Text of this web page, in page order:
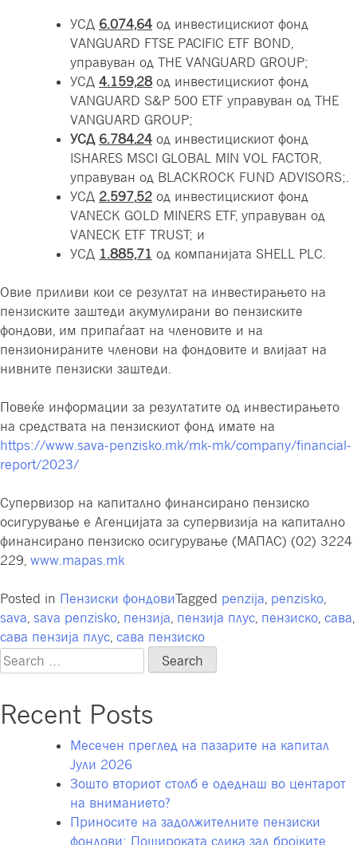
УСД 6.074,64 од инвестицискиот фонд
VANGUARD FTSE PACIFIC ETF BOND,
управуван од THE VANGUARD GROUP;
УСД 4.159,28 од инвестицискиот фонд
VANGUARD S&P 500 ETF управуван од THE
VANGUARD GROUP;
УСД 6.784,24 од инвестицискиот фонд
ISHARES MSCI GLOBAL MIN VOL FACTOR,
управуван од BLACKROCK FUND ADVISORS;.
УСД 2.597,52 од инвестицискиот фонд
VANECK GOLD MINERS ETF, управуван од
VANECK ETF TRUST; и
УСД 1.885,71 од компанијата SHELL PLC.
Овие приливи кои се резултат на инвестирањето на
пензиските заштеди акумулирани во пензиските
фондови, им припаѓаат на членовите и на
пензионираните членови на фондовите и влијаат на
нивните пензиски заштеди.
Повеќе информации за резултатите од инвестирањето
на средствата на пензискиот фонд имате на
https://www.sava-penzisko.mk/mk-mk/company/financial-
report/2023/
Супервизор на капитално финансирано пензиско
осигурување е Агенцијата за супервизија на капитално
финансирано пензиско осигурување (МАПАС) (02) 3224
229, www.mapas.mk
Posted in Пензиски фондовиTagged penzija penzisko
sava sava penzisko пензија пензија плус пензиско сава
сава пензија плус сава пензиско
Search
for:
Recent Posts
Месечен преглед на пазарите на капитал
Јули 2026
Зошто вториот столб е одеднаш во центарот
на вниманието?
Приносите на задолжителните пензиски
фондови: Пошироката слика зад бројките